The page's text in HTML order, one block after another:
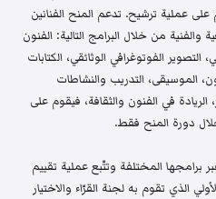
على عملية ترشيح. تدعم المنح الفنانين
والفنية من خلال البرامج التالية: الفنون
التصوير الفوتوغرافي الوثائقي، الكتابات
الموسيقى، التدريب والنشاطات
الريادة في الفنون والثقافة، فيقوم على
دورة المنح فقط.
سنوياً نحو 1500 طلب عبر برامجها المختلفة وتتّبع عملية تقييم
الذي تقوم به لجنة القرّاء والاختيار